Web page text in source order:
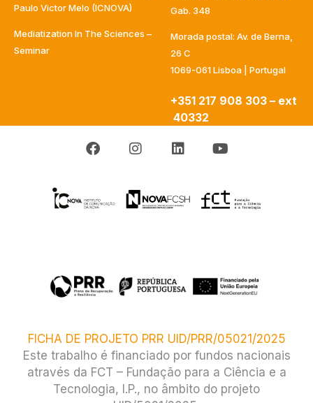
Paulo Victor Melo (ICNOVA)
Mediatization In The Sciences –
Seminar
Gab. 348
Morada postal: Av. de Berna,
26 C
1069-061 Lisboa | Portugal
+351 217 908 303 – ext
40332
FICHA DE PROJETO PRR UID/PRR/05021/2025
Este trabalho é financiado por fundos nacionais
através da FCT – Fundação para a Ciência e a
Tecnologia, I.P., no âmbito do projeto